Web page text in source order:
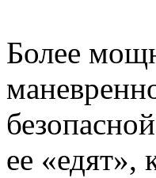
Более
ее «едят»,